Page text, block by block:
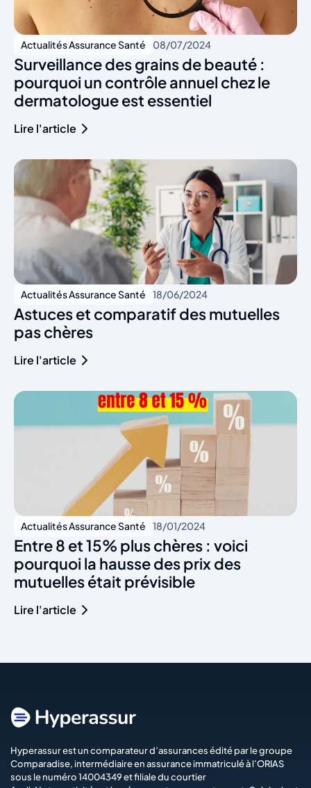
Actualités Assurance Santé 08/07/2024
Surveillance des grains de beauté :
pourquoi un contrôle annuel chez le
dermatologue est essentiel
Lire l'article
Actualités Assurance Santé 18/06/2024
Astuces et comparatif des mutuelles
pas chères
Lire l'article
Actualités Assurance Santé 18/01/2024
Entre 8 et 15% plus chères : voici
pourquoi la hausse des prix des
mutuelles était prévisible
Lire l'article
Hyperassur est un comparateur d’assurances édité par le groupe
Comparadise, intermédiaire en assurance immatriculé à l’ORIAS
sous le numéro 14004349 et filiale du courtier